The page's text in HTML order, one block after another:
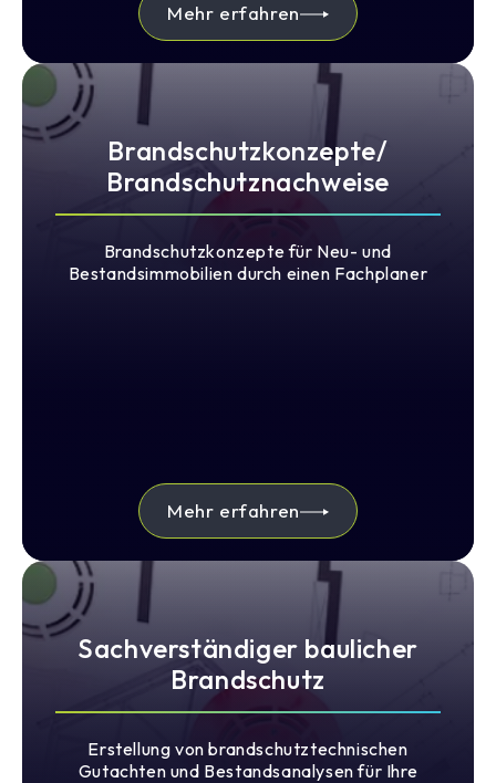
Mehr erfahren
Mehr erfahren
Brandschutzkonzepte/
Brandschutznachweise
Brandschutzkonzepte für Neu- und
Bestandsimmobilien durch einen Fachplaner
Sachverständiger baulicher
Brandschutz
Erstellung von brandschutztechnischen
Gutachten und Bestandsanalysen für Ihre